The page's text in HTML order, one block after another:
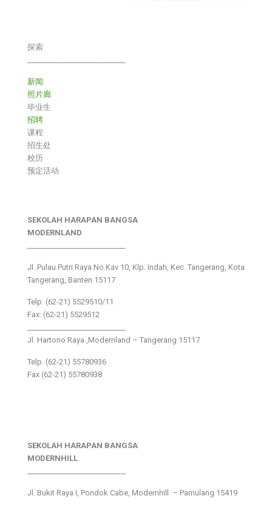
探索
新闻
照片廊
毕业生
招聘
课程
招生处
校历
预定活动
SEKOLAH HARAPAN BANGSA
MODERNLAND
Jl. Pulau Putri Raya No.Kav 10, Klp. Indah, Kec. Tangerang, Kota
Tangerang, Banten 15117
Telp: (62-21) 5529510/11
Fax: (62-21) 5529512
Jl. Hartono Raya ,Modernland – Tangerang 15117
Telp. (62-21) 55780936
Fax (62-21) 55780938
SEKOLAH HARAPAN BANGSA
MODERNHILL
Jl. Bukit Raya I, Pondok Cabe, Modernhill – Pamulang 15419